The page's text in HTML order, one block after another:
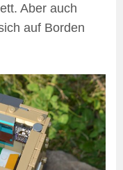
Aber auch
auf Borden